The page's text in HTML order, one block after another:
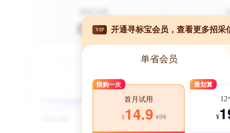
VIP 开通寻标宝会员，查看更多招采
单省会员
限购一次
首月试用
¥14.9 ¥39
最划算
12
¥